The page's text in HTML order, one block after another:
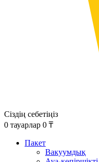
Сіздің себетіңіз
0 тауарлар 0 ₸
Пакет
Вакуумдық